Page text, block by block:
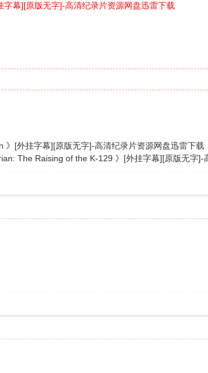
幕][原版无字]-高清纪录片资源网盘迅雷下载
》[外挂字幕][原版无字]-高清纪录片资源网盘迅雷下载
The Raising of the K-129 》[外挂字幕][原版无字]-